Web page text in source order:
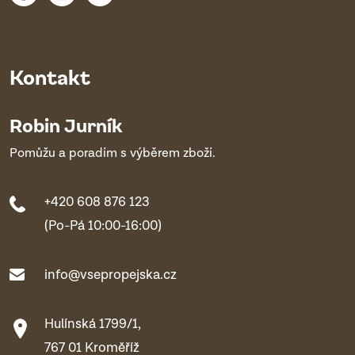
Kontakt
Robin Jurník
Pomůžu a poradím s výběrem zboží.
+420 608 876 123
(Po-Pá 10:00-16:00)
info@vsepropejska.cz
Hulínská 1799/1,
767 01 Kroměříž